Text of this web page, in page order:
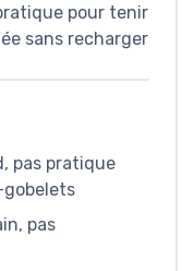
pour tenir
sans recharger
pas pratique
gobelets
pas